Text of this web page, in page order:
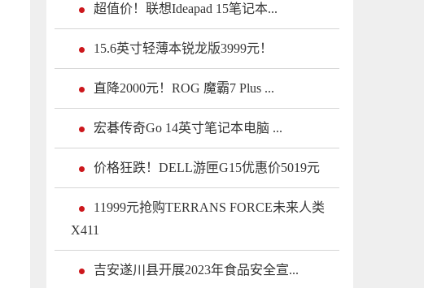
超值价！联想Ideapad 15笔记本...
15.6英寸轻薄本锐龙版3999元！
直降2000元！ROG 魔霸7 Plus ...
宏碁传奇Go 14英寸笔记本电脑 ...
价格狂跌！DELL游匣G15优惠价5019元
11999元抢购TERRANS FORCE未来人类
X411
吉安遂川县开展2023年食品安全宣...